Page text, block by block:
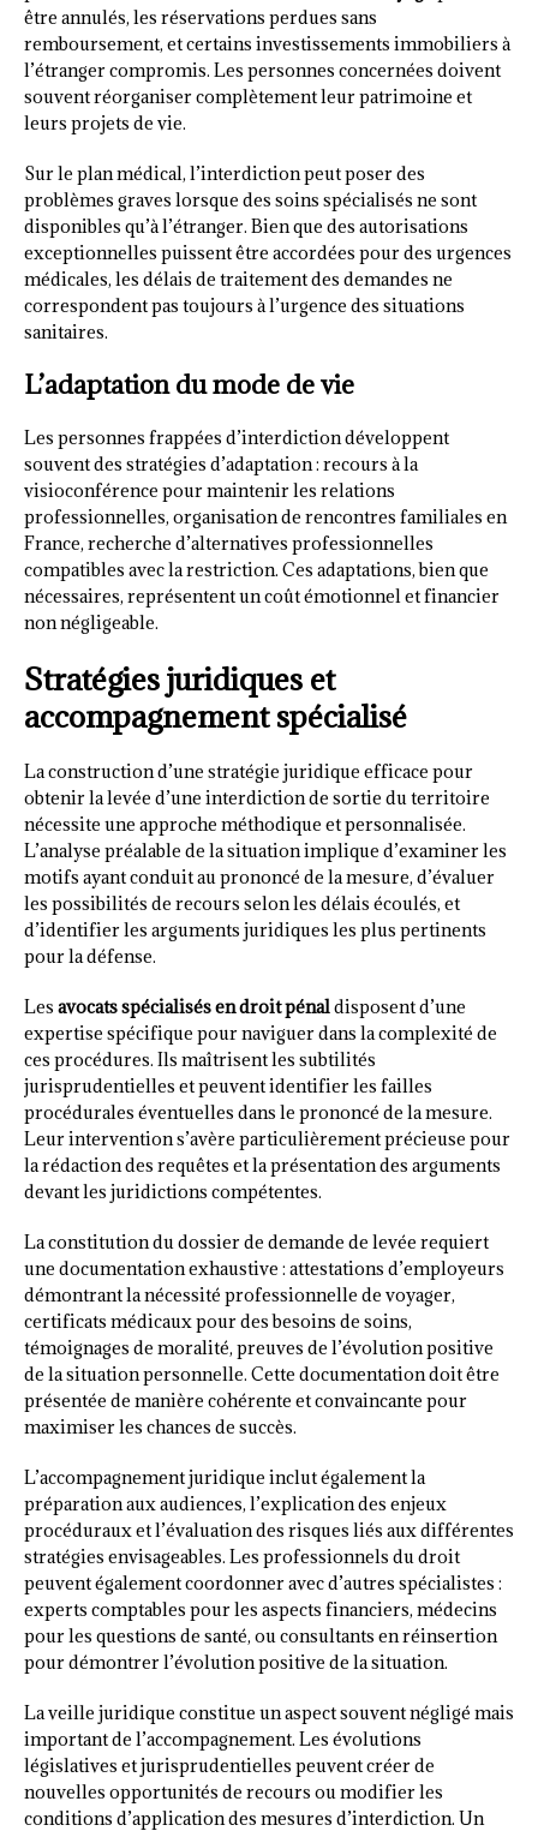
être annulés, les réservations perdues sans
remboursement, et certains investissements immobiliers à
l’étranger compromis. Les personnes concernées doivent
souvent réorganiser complètement leur patrimoine et
leurs projets de vie.
Sur le plan médical, l’interdiction peut poser des
problèmes graves lorsque des soins spécialisés ne sont
disponibles qu’à l’étranger. Bien que des autorisations
exceptionnelles puissent être accordées pour des urgences
médicales, les délais de traitement des demandes ne
correspondent pas toujours à l’urgence des situations
sanitaires.
L’adaptation du mode de vie
Les personnes frappées d’interdiction développent
souvent des stratégies d’adaptation : recours à la
visioconférence pour maintenir les relations
professionnelles, organisation de rencontres familiales en
France, recherche d’alternatives professionnelles
compatibles avec la restriction. Ces adaptations, bien que
nécessaires, représentent un coût émotionnel et financier
non négligeable.
Stratégies juridiques et
accompagnement spécialisé
La construction d’une stratégie juridique efficace pour
obtenir la levée d’une interdiction de sortie du territoire
nécessite une approche méthodique et personnalisée.
L’analyse préalable de la situation implique d’examiner les
motifs ayant conduit au prononcé de la mesure, d’évaluer
les possibilités de recours selon les délais écoulés, et
d’identifier les arguments juridiques les plus pertinents
pour la défense.
Les avocats spécialisés en droit pénaldisposent d’une
expertise spécifique pour naviguer dans la complexité de
ces procédures. Ils maîtrisent les subtilités
jurisprudentielles et peuvent identifier les failles
procédurales éventuelles dans le prononcé de la mesure.
Leur intervention s’avère particulièrement précieuse pour
la rédaction des requêtes et la présentation des arguments
devant les juridictions compétentes.
La constitution du dossier de demande de levée requiert
une documentation exhaustive : attestations d’employeurs
démontrant la nécessité professionnelle de voyager,
certificats médicaux pour des besoins de soins,
témoignages de moralité, preuves de l’évolution positive
de la situation personnelle. Cette documentation doit être
présentée de manière cohérente et convaincante pour
maximiser les chances de succès.
L’accompagnement juridique inclut également la
préparation aux audiences, l’explication des enjeux
procéduraux et l’évaluation des risques liés aux différentes
stratégies envisageables. Les professionnels du droit
peuvent également coordonner avec d’autres spécialistes :
experts comptables pour les aspects financiers, médecins
pour les questions de santé, ou consultants en réinsertion
pour démontrer l’évolution positive de la situation.
La veille juridique constitue un aspect souvent négligé mais
important de l’accompagnement. Les évolutions
législatives et jurisprudentielles peuvent créer de
nouvelles opportunités de recours ou modifier les
conditions d’application des mesures d’interdiction. Un